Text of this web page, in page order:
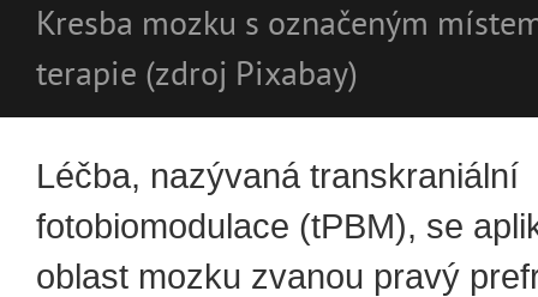
Kresba mozku s označeným
terapie (zdroj Pixabay)
Léčba, nazývaná transkraniální
fotobiomodulace (tPBM), se
oblast mozku zvanou pravý